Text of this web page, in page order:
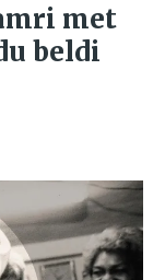
met
beldi